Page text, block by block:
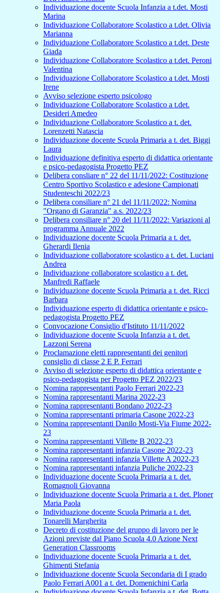
Individuazione docente Scuola Infanzia a t.det. Mosti
Marina
Individuazione Collaboratore Scolastico a t.det. Olivia
Marianna
Individuazione Collaboratore Scolastico a t.det. Deste
Giada
Individuazione Collaboratore Scolastico a t.det. Peroni
Valentina
Individuazione Collaboratore Scolastico a t.det. Mosti
Irene
Avviso selezione esperto psicologo
Individuazione Collaboratore Scolastico a t.det.
Desideri Amedeo
Individuazione Collaboratore Scolastico a t. det.
Lorenzetti Natascia
Individuazione docente Scuola Primaria a t. det. Biggi
Laura
Individuazione definitiva esperto di didattica orientante
e psico-pedagogista Progetto PEZ
Delibera consliare n° 22 del 11/11/2022: Costituzione
Centro Sportivo Scolastico e adesione Campionati
Studenteschi 2022/23
Delibera consiliare n° 21 del 11/11/2022: Nomina
"Organo di Garanzia" a.s. 2022/23
Delibera consiliare n° 20 del 11/11/2022: Variazioni al
programma Annuale 2022
Individuazione docente Scuola Primaria a t. det.
Gherardi Ilenia
Individuazione collaboratore scolastico a t. det. Luciani
Andrea
Individuazione collaboratore scolastico a t. det.
Manfredi Raffaele
Individuazione docente Scuola Primaria a t. det. Ricci
Barbara
Individuazione esperto di didattica orientante e psico-
pedagogista Progetto PEZ
Convocazione Consiglio d'Istituto 11/11/2022
Individuazione docente Scuola Infanzia a t. det.
Lazzoni Serena
Proclamazione eletti rappresentanti dei genitori
consiglio di classe 2 E P. Ferrari
Avviso di selezione esperto di didattica orientante e
psico-pedagogista per Progetto PEZ 2022/23
Nomina rappresentanti Paolo Ferrari 2022-23
Nomina rappresentanti Marina 2022-23
Nomina rappresentanti Bondano 2022-23
Nomina rappresentanti primaria Casone 2022-23
Nomina rappresentanti Danilo Mosti-Via Fiume 2022-
23
Nomina rappresentanti Villette B 2022-23
Nomina rappresentanti infanzia Casone 2022-23
Nomina rappresentanti infanzia Villette A 2022-23
Nomina rappresentanti infanzia Puliche 2022-23
Individuazione docente Scuola Primaria a t. det.
Romagnoli Giovanna
Individuazione docente Scuola Primaria a t. det. Ploner
Maria Paola
Individuazione docente Scuola Primaria a t. det.
Tonarelli Margherita
Decreto di costituzione del gruppo di lavoro per le
Azioni previste dal Piano Scuola 4.0 Azione Next
Generation Classrooms
Individuazione docente Scuola Primaria a t. det.
Ghimenti Stefania
Individuazione docente Scuola Secondaria di I grado
Paolo Ferrari A001 a t. det. Domenichini Carla